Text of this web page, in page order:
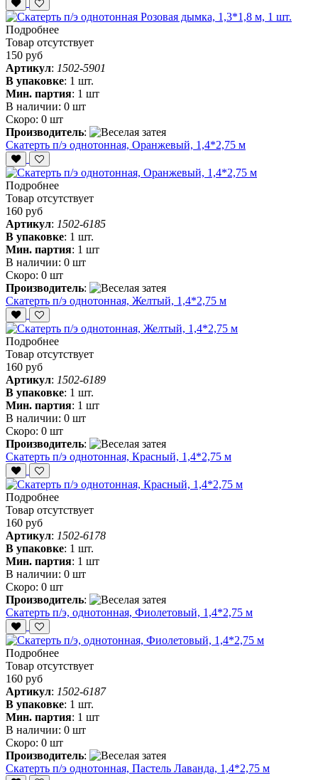
Подробнее
Товар отсутствует
150 руб
Артикул: 1502-5901
В упаковке: 1 шт.
Мин. партия: 1 шт
В наличии: 0 шт
Скоро: 0 шт
Производитель:
Скатерть п/э однотонная, Оранжевый, 1,4*2,75 м
Подробнее
Товар отсутствует
160 руб
Артикул: 1502-6185
В упаковке: 1 шт.
Мин. партия: 1 шт
В наличии: 0 шт
Скоро: 0 шт
Производитель:
Скатерть п/э однотонная, Желтый, 1,4*2,75 м
Подробнее
Товар отсутствует
160 руб
Артикул: 1502-6189
В упаковке: 1 шт.
Мин. партия: 1 шт
В наличии: 0 шт
Скоро: 0 шт
Производитель:
Скатерть п/э однотонная, Красный, 1,4*2,75 м
Подробнее
Товар отсутствует
160 руб
Артикул: 1502-6178
В упаковке: 1 шт.
Мин. партия: 1 шт
В наличии: 0 шт
Скоро: 0 шт
Производитель:
Скатерть п/э, однотонная, Фиолетовый, 1,4*2,75 м
Подробнее
Товар отсутствует
160 руб
Артикул: 1502-6187
В упаковке: 1 шт.
Мин. партия: 1 шт
В наличии: 0 шт
Скоро: 0 шт
Производитель:
Скатерть п/э однотонная, Пастель Лаванда, 1,4*2,75 м